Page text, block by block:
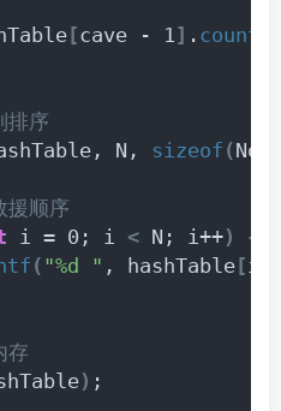
[cave - 1] . count
序
N, sizeof (
顺序
i = 0; i < N; i++)
{
( "%d " , hashTable [i
) ;